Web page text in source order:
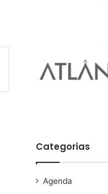
Categorias
Agenda